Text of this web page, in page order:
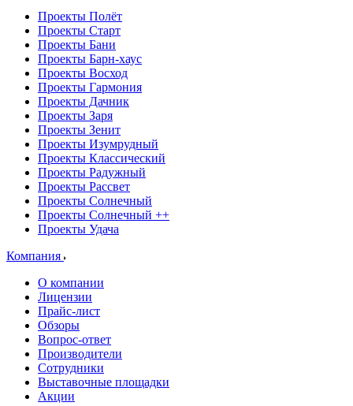
Проекты Полёт
Проекты Старт
Проекты Бани
Проекты Барн-хаус
Проекты Восход
Проекты Гармония
Проекты Дачник
Проекты Заря
Проекты Зенит
Проекты Изумрудный
Проекты Классический
Проекты Радужный
Проекты Рассвет
Проекты Солнечный
Проекты Солнечный ++
Проекты Удача
Компания
О компании
Лицензии
Прайс-лист
Обзоры
Вопрос-ответ
Производители
Сотрудники
Выставочные площадки
Акции